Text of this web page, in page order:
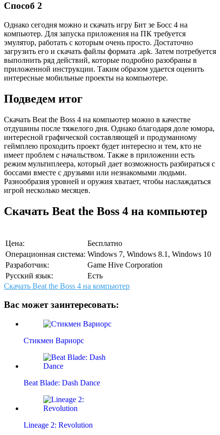
Способ 2
Однако сегодня можно и скачать игру Бит зе Босс 4 на
компьютер. Для запуска приложения на ПК требуется
эмулятор, работать с которым очень просто. Достаточно
загрузить его и скачать файлы формата .apk. Затем потребуется
выполнить ряд действий, которые подробно разобраны в
приложенной инструкции. Таким образом удается оценить
интересные мобильные проекты на компьютере.
Подведем итог
Скачать Beat the Boss 4 на компьютер можно в качестве
отдушины после тяжелого дня. Однако благодаря доле юмора,
интересной графической составляющей и продуманному
геймплею проходить проект будет интересно и тем, кто не
имеет проблем с начальством. Также в приложении есть
режим мультиплеера, который дает возможность разбираться с
боссами вместе с друзьями или незнакомыми людьми.
Разнообразия уровней и оружия хватает, чтобы наслаждаться
игрой несколько месяцев.
Скачать Beat the Boss 4 на компьютер
Цена:
Бесплатно
Операционная система: Windows 7, Windows 8.1, Windows 10
Разработчик:
Game Hive Corporation
Русский язык:
Есть
Скачать Beat the Boss 4 на компьютер
Вас может заинтересовать:
Стикмен Вариорс
Beat Blade: Dash Dance
Lineage 2: Revolution